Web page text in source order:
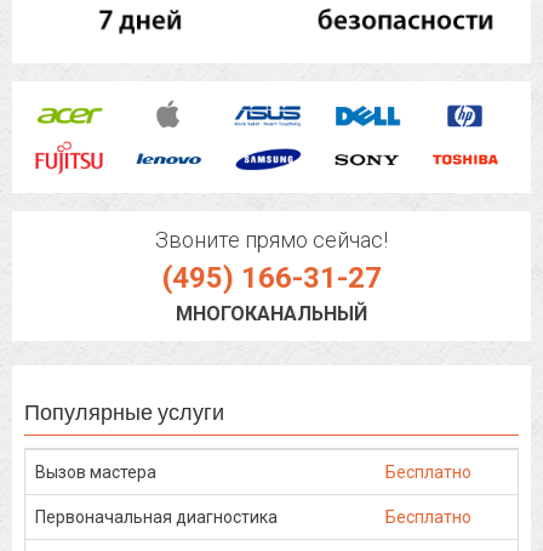
Звоните прямо сейчас!
(495) 166-31-27
МНОГОКАНАЛЬНЫЙ
Популярные услуги
Вызов мастера Бесплатно
Первоначальная диагностика Бесплатно